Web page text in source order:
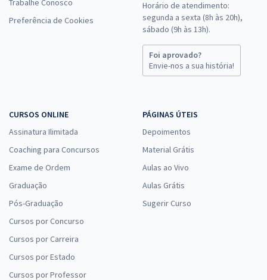
Trabalhe Conosco
Preferência de Cookies
Horário de atendimento:
segunda a sexta (8h às 20h),
sábado (9h às 13h).
Foi aprovado?
Envie-nos a sua história!
CURSOS ONLINE
Assinatura Ilimitada
Coaching para Concursos
Exame de Ordem
Graduação
Pós-Graduação
Cursos por Concurso
Cursos por Carreira
Cursos por Estado
Cursos por Professor
PÁGINAS ÚTEIS
Depoimentos
Material Grátis
Aulas ao Vivo
Aulas Grátis
Sugerir Curso